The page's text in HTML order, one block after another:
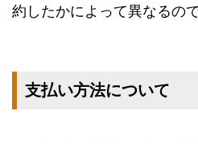
約したかによって異なるの
支払い方法について